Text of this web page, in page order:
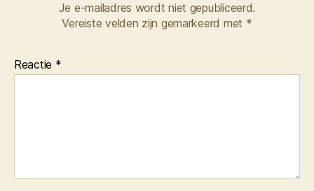
Je e-mailadres wordt niet gepubliceerd.
Vereiste velden zijn gemarkeerd met *
Reactie *